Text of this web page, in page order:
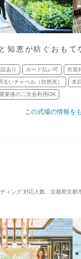
知恵が紡ぐおもて
あり カード払い可 衣装
るいチャペル（自然光） 木
宴後の二次会利用OK
この式場の情報を
ィング 対応人数: 着席：2名 ～ 30名 京都府京都